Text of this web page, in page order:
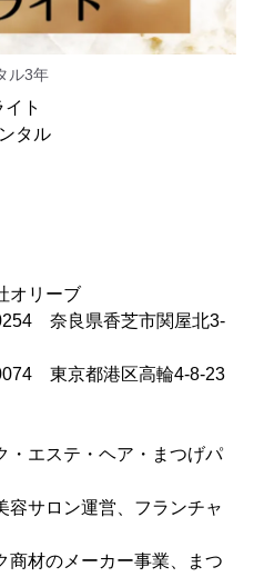
ル3年
ト
タル
ーブ
奈良県香芝市関屋北3-
東京都港区高輪4-8-23
ステ・ヘア・まつげパ
営、フランチャ
カー事業、まつ